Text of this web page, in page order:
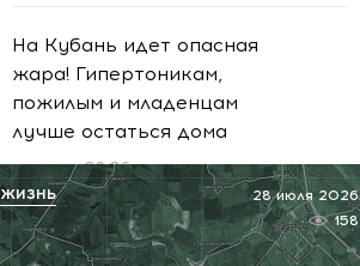
На Кубань идет опасная
жара! Гипертоникам,
пожилым и младенцам
лучше остаться дома
сегодня, 09:06
Сводка на 7 августа!
Рекордный налет на
28 июля 2026
158
ЖИЗНЬ